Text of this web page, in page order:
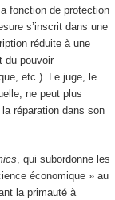
fonction de protection
s’inscrit dans une
réduite à une
du pouvoir
etc.). Le juge, le
ne peut plus
réparation dans son
, qui subordonne les
économique » au
la primauté à